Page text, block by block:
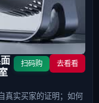
扫码购 去看看
真实买家的证明；如何